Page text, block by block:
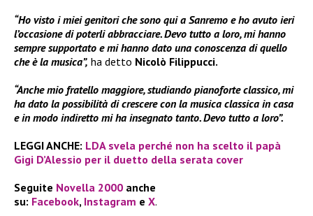
“Ho visto i miei genitori che sono qui a Sanremo e ho avuto ieri
l’occasione di poterli abbracciare. Devo tutto a loro, mi hanno
sempre supportato e mi hanno dato una conoscenza di quello
che è la musica”, ha detto Nicolò Filippucci.
“Anche mio fratello maggiore, studiando pianoforte classico, mi
ha dato la possibilità di crescere con la musica classica in casa
e in modo indiretto mi ha insegnato tanto. Devo tutto a loro”.
LEGGI ANCHE: LDA svela perché non ha scelto il papà
Gigi D’Alessio per il duetto della serata cover
Seguite Novella 2000 anche
su: Facebook, Instagram e X.